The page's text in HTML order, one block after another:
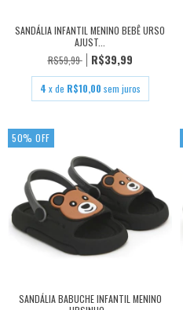
SANDÁLIA INFANTIL MENINO BEBÊ URSO
AJUST...
R$59,99
R$39,99
4 x de R$10,00 sem juros
50% OFF
SANDÁLIA BABUCHE INFANTIL MENINO